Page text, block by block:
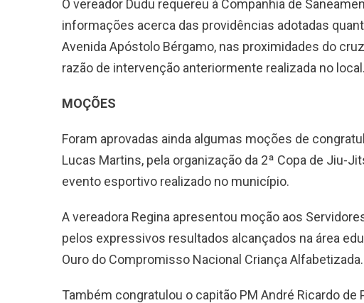
O vereador Dudu requereu à Companhia de
informações acerca das providências adotadas
Avenida Apóstolo Bérgamo, nas proximidades do
razão de intervenção anteriormente realizada no local.
MOÇÕES
Foram aprovadas ainda algumas moções de
Lucas Martins, pela organização da 2ª Copa de Jiu-
evento esportivo realizado no município.
A vereadora Regina apresentou moção aos
pelos expressivos resultados alcançados na área
Ouro do Compromisso Nacional Criança Alfabetizada.
Também congratulou o capitão PM André Ricardo de